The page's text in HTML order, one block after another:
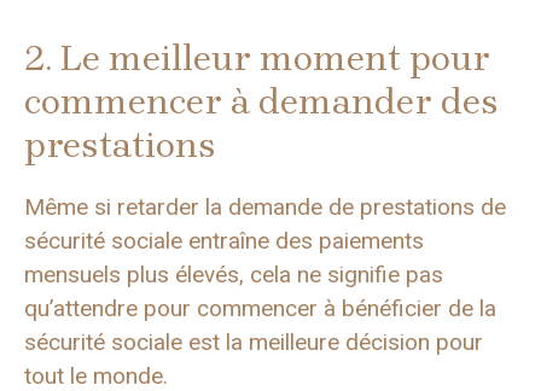
2. Le meilleur moment pour
commencer à demander des
prestations
Même si retarder la demande de prestations de
sécurité sociale entraîne des paiements
mensuels plus élevés, cela ne signifie pas
qu’attendre pour commencer à bénéficier de la
sécurité sociale est la meilleure décision pour
tout le monde.